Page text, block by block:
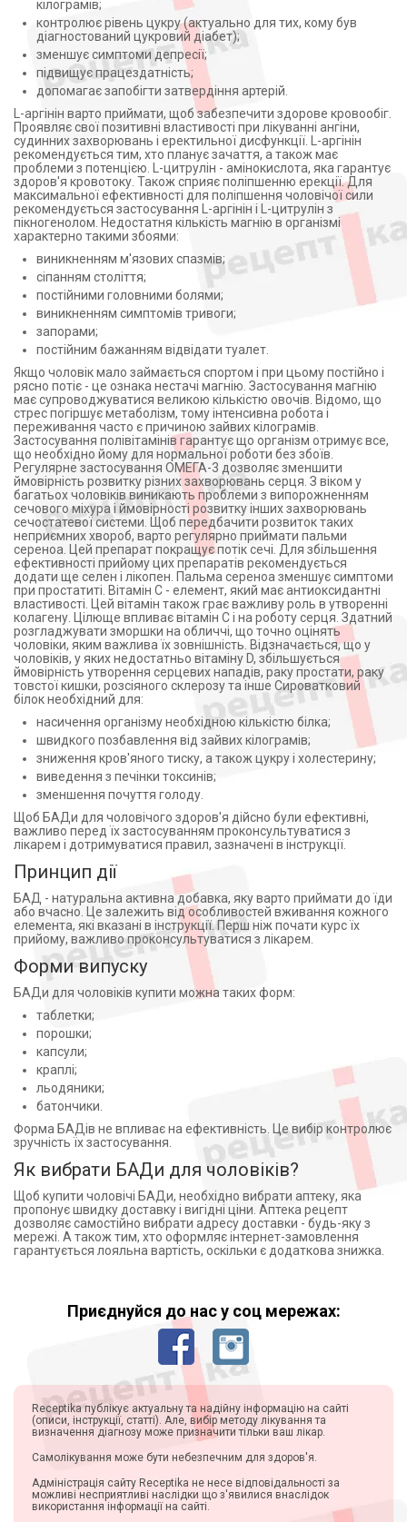
Экстракт гинкго билоба (1)
Экстракт коры сосны (1)
Экстракт морского конька (1)
Экстракт пальми Сереноя ползучая (1)
кілограмів;
контролює рівень цукру (актуально для тих, кому був
діагностований цукровий діабет);
зменшує симптоми депресії;
підвищує працездатність;
допомагає запобігти затвердіння артерій.
L-аргінін варто приймати, щоб забезпечити здорове кровообіг.
Проявляє свої позитивні властивості при лікуванні ангіни,
судинних захворювань і еректильної дисфункції. L-аргінін
рекомендується тим, хто планує зачаття, а також має
проблеми з потенцією. L-цитрулін - амінокислота, яка гарантує
здоров'я кровотоку. Також сприяє поліпшенню ерекції. Для
максимальної ефективності для поліпшення чоловічої сили
рекомендується застосування L-аргінін і L-цитрулін з
пікногенолом. Недостатня кількість магнію в організмі
характерно такими збоями:
виникненням м'язових спазмів;
сіпанням століття;
постійними головними болями;
виникненням симптомів тривоги;
запорами;
постійним бажанням відвідати туалет.
Якщо чоловік мало займається спортом і при цьому постійно і
рясно потіє - це ознака нестачі магнію. Застосування магнію
має супроводжуватися великою кількістю овочів. Відомо, що
стрес погіршує метаболізм, тому інтенсивна робота і
переживання часто є причиною зайвих кілограмів.
Застосування полівітамінів гарантує що організм отримує все,
що необхідно йому для нормальної роботи без збоїв.
Регулярне застосування ОМЕГА-3 дозволяє зменшити
ймовірність розвитку різних захворювань серця. З віком у
багатьох чоловіків виникають проблеми з випорожненням
сечового міхура і ймовірності розвитку інших захворювань
сечостатевої системи. Щоб передбачити розвиток таких
неприємних хвороб, варто регулярно приймати пальми
сереноа. Цей препарат покращує потік сечі. Для збільшення
ефективності прийому цих препаратів рекомендується
додати ще селен і лікопен. Пальма сереноа зменшує симптоми
при простатиті. Вітамін С - елемент, який має антиоксидантні
властивості. Цей вітамін також грає важливу роль в утворенні
колагену. Цілюще впливає вітамін С і на роботу серця. Здатний
розгладжувати зморшки на обличчі, що точно оцінять
чоловіки, яким важлива їх зовнішність. Відзначається, що у
чоловіків, у яких недостатньо вітаміну D, збільшується
ймовірність утворення серцевих нападів, раку простати, раку
товстої кишки, розсіяного склерозу та інше Сироватковий
білок необхідний для:
насичення організму необхідною кількістю білка;
швидкого позбавлення від зайвих кілограмів;
зниження кров'яного тиску, а також цукру і холестерину;
виведення з печінки токсинів;
зменшення почуття голоду.
Щоб БАДи для чоловічого здоров'я дійсно були ефективні,
важливо перед їх застосуванням проконсультуватися з
лікарем і дотримуватися правил, зазначені в інструкції.
Принцип дії
БАД - натуральна активна добавка, яку варто приймати до їди
або вчасно. Це залежить від особливостей вживання кожного
елемента, які вказані в інструкції. Перш ніж почати курс їх
прийому, важливо проконсультуватися з лікарем.
Форми випуску
БАДи для чоловіків купити можна таких форм:
таблетки;
порошки;
капсули;
краплі;
льодяники;
батончики.
Форма БАДів не впливає на ефективність. Це вибір контролює
зручність їх застосування.
Як вибрати БАДи для чоловіків?
Щоб купити чоловічі БАДи, необхідно вибрати аптеку, яка
пропонує швидку доставку і вигідні ціни. Аптека рецепт
дозволяє самостійно вибрати адресу доставки - будь-яку з
мережі. А також тим, хто оформляє інтернет-замовлення
гарантується лояльна вартість, оскільки є додаткова знижка.
Приєднуйся до нас у соц мережах:
Receptika публікує актуальну та надійну інформацію на сайті
(описи, інструкції, статті). Але, вибір методу лікування та
визначення діагнозу може призначити тільки ваш лікар.
Самолікування може бути небезпечним для здоров'я.
Адміністрація сайту Receptika не несе відповідальності за
можливі несприятливі наслідки що з'явилися внаслідок
використання інформації на сайті.